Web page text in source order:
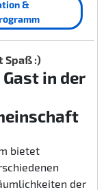
&
Spaß :)
in der
bietet
der